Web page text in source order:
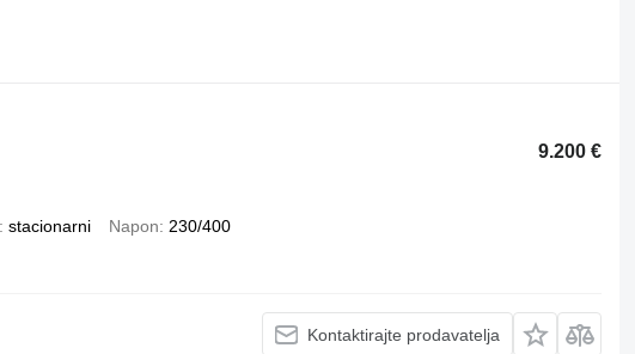
9.200 €
stacionarni Napon 230/400
Kontaktirajte prodavatelja